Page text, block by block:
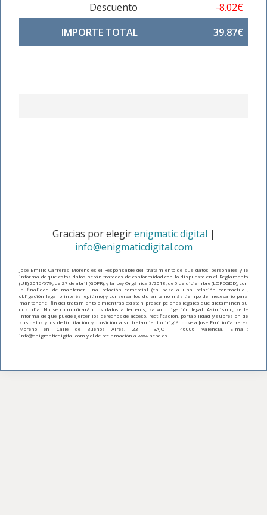
Descuento
-8.02€
IMPORTE TOTAL
39.87€
Gracias por elegirenigmatic digital |
info@enigmaticdigital.com
Jose Emilio Carreres Moreno es el Responsable del tratamiento de sus datos personales y le
informa de que estos datos serán tratados de conformidad con lo dispuesto en el Reglamento
(UE) 2016/679, de 27 de abril (GDPR), y la Ley Orgánica 3/2018, de 5 de diciembre (LOPDGDD), con
la finalidad de mantener una relación comercial (en base a una relación contractual,
obligación legal o interés legítimo) y conservarlos durante no más tiempo del necesario para
mantener el fin del tratamiento o mientras existan prescripciones legales que dictaminen su
custodia. No se comunicarán los datos a terceros, salvo obligación legal. Asimismo, se le
informa de que puede ejercer los derechos de acceso, rectificación, portabilidad y supresión de
sus datos y los de limitación y oposición a su tratamiento dirigiéndose a Jose Emilio Carreres
Moreno en Calle de Buenos Aires, 23 - BAJO - 46006 Valencia. E-mail:
info@enigmaticdigital.com y el de reclamación a www.aepd.es.